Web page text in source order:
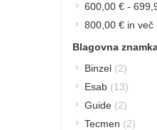
600,00 € -
800,00 € in več
Blagovna
Binzel (2)
Esab (13)
Guide (2)
Tecmen (2)